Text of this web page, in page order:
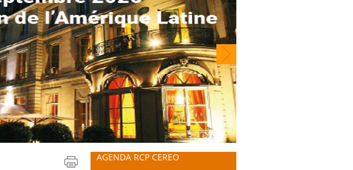
AGENDA RCP CEREO